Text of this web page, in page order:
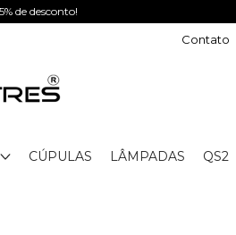
de desconto!
Contato
CÚPULAS LÂMPADAS QS2